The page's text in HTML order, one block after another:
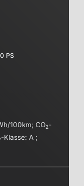
PS
100km;CO2-
-Klasse:A ;